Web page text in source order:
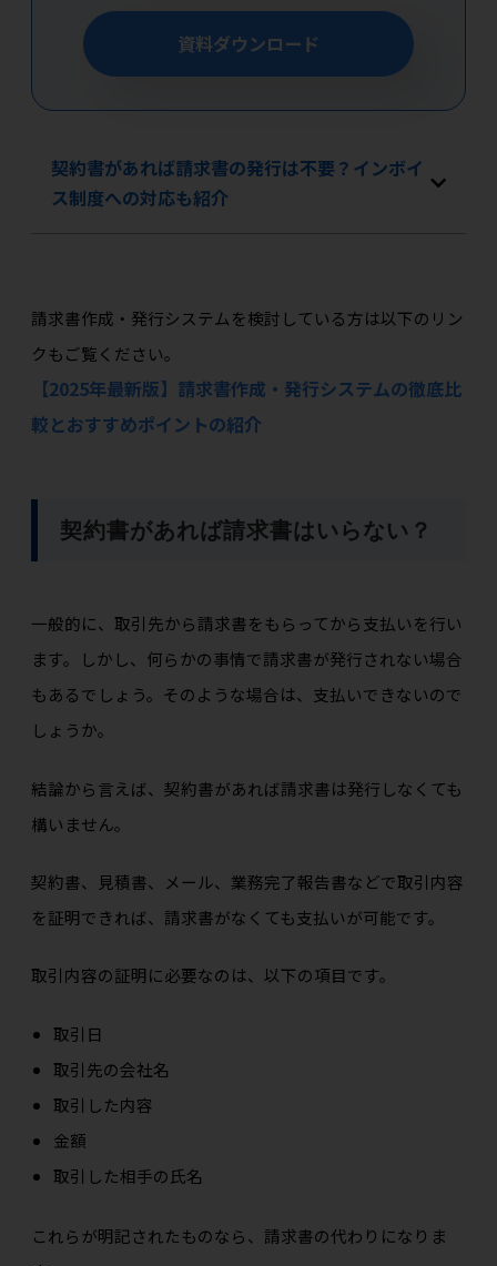
資料ダウンロード
契約書があれば請求書の発行は不要？インボイ
ス制度への対応も紹介
請求書作成・発行システムを検討している方は以下のリン
クもご覧ください。
【2025年最新版】請求書作成・発行システムの徹底比
較とおすすめポイントの紹介
契約書があれば請求書はいらない？
一般的に、取引先から請求書をもらってから支払いを行い
ます。しかし、何らかの事情で請求書が発行されない場合
もあるでしょう。そのような場合は、支払いできないので
しょうか。
結論から言えば、 契約書があれば請求書は発行しなくても
構いません。
契約書、見積書、メール、業務完了報告書などで取引内容
を証明できれば、請求書がなくても支払いが可能です。
取引内容の証明に必要なのは、以下の項目です。
取引日
取引先の会社名
取引した内容
金額
取引した相手の氏名
これらが明記されたものなら、請求書の代わりになりま